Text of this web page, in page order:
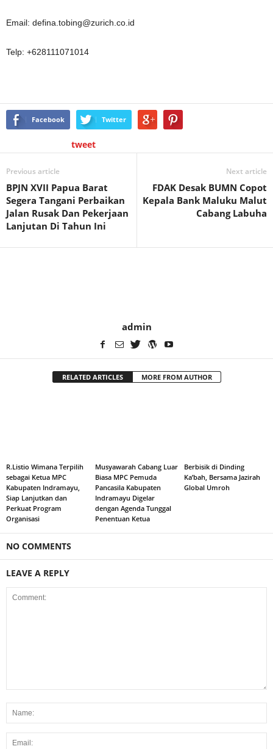
Email: defina.tobing@zurich.co.id
Telp: +628111071014
Facebook Twitter
tweet
Previous article
BPJN XVII Papua Barat
Segera Tangani Perbaikan
Jalan Rusak Dan Pekerjaan
Lanjutan Di Tahun Ini
Next article
FDAK Desak BUMN Copot
Kepala Bank Maluku Malut
Cabang Labuha
admin
RELATED ARTICLES MORE FROM AUTHOR
R.Listio Wimana Terpilih
sebagai Ketua MPC
Kabupaten Indramayu,
Siap Lanjutkan dan
Perkuat Program
Organisasi
Musyawarah Cabang Luar
Biasa MPC Pemuda
Pancasila Kabupaten
Indramayu Digelar
dengan Agenda Tunggal
Penentuan Ketua
Berbisik di Dinding
Ka’bah, Bersama Jazirah
Global Umroh
NO COMMENTS
LEAVE A REPLY